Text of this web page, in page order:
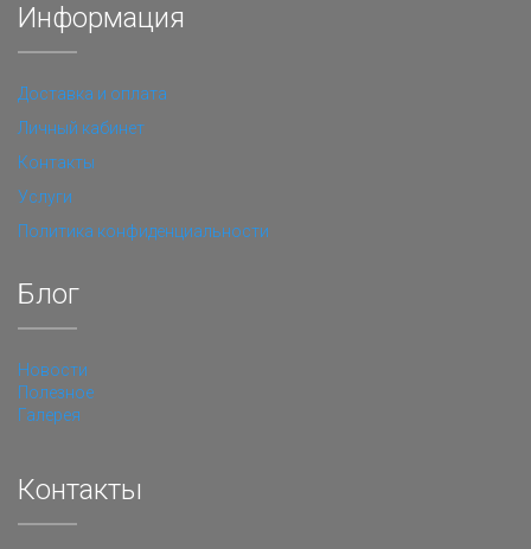
Информация
Доставка и оплата
Личный кабинет
Контакты
Услуги
Политика конфиденциальности
Блог
Новости
Полезное
Галерея
Контакты